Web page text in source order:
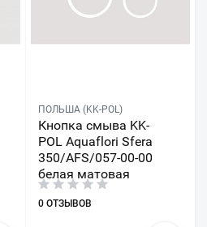
ПОЛЬША (KK-POL)
Кнопка смыва KK-
POL Aquaflori Sfera
350/AFS/057-00-00
белая матовая
0 ОТЗЫВОВ